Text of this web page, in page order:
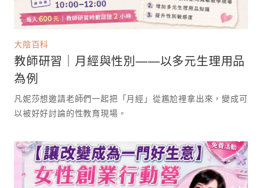
大陰百科
教師研習｜月經與性別——以多元生理用品
為例
凡妮莎想邀請老師們一起把「月經」從尷尬裡拿出來，變成可